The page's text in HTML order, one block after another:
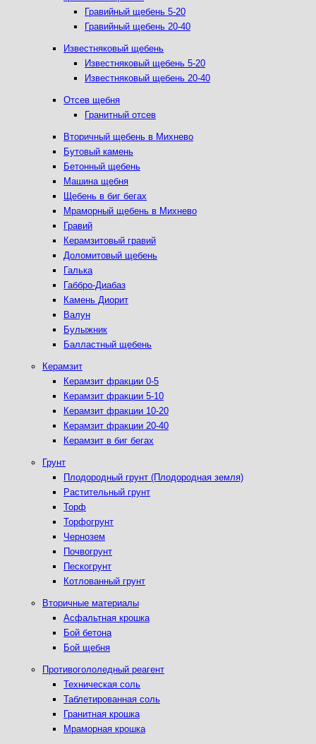
Гравийный щебень 5-20
Гравийный щебень 20-40
Известняковый щебень
Известняковый щебень 5-20
Известняковый щебень 20-40
Отсев щебня
Гранитный отсев
Вторичный щебень в Михнево
Бутовый камень
Бетонный щебень
Машина щебня
Щебень в биг бегах
Мраморный щебень в Михнево
Гравий
Керамзитовый гравий
Доломитовый щебень
Галька
Габбро-Диабаз
Камень Диорит
Валун
Булыжник
Балластный щебень
Керамзит
Керамзит фракции 0-5
Керамзит фракции 5-10
Керамзит фракции 10-20
Керамзит фракции 20-40
Керамзит в биг бегах
Грунт
Плодородный грунт (Плодородная земля)
Растительный грунт
Торф
Торфогрунт
Чернозем
Почвогрунт
Пескогрунт
Котлованный грунт
Вторичные материалы
Асфальтная крошка
Бой бетона
Бой щебня
Противогололедный реагент
Техническая соль
Таблетированная соль
Гранитная крошка
Мраморная крошка